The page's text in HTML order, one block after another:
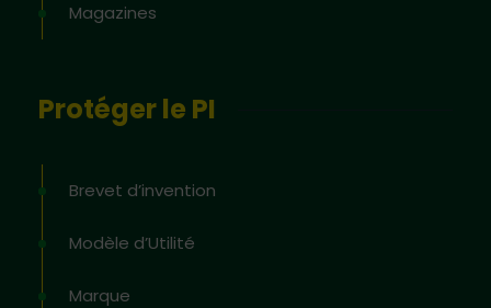
Magazines
Protéger le PI
Brevet d’invention
Modèle d’Utilité
Marque